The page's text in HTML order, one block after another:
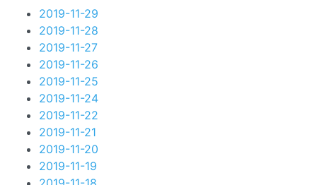
2019-11-29
2019-11-28
2019-11-27
2019-11-26
2019-11-25
2019-11-24
2019-11-22
2019-11-21
2019-11-20
2019-11-19